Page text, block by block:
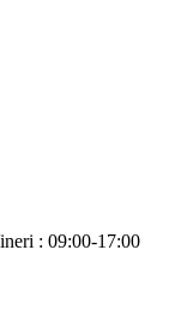
: 09:00-17:00